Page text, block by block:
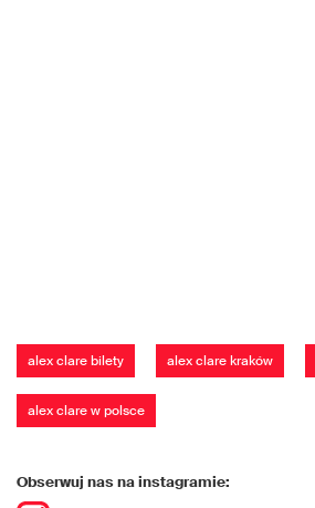
alex clare bilety alex clare kraków
alex clare w polsce
Obserwuj nas na instagramie: